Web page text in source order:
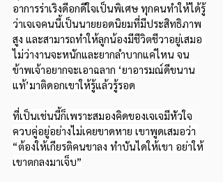
อาการร่าเริงดีอกดีใจเป็นพิเศษ ทุกคนทำให้ได้รู้
ว่าเจเจคนนี้เป็นนายยอดนิยมที่มีประสิทธิภาพ
สูง และสามารถทำให้ลูกน้องมีชีวิตชีวาอยู่เสมอ
ไม่ว่างานจะหนักและยากลำบากแค่ไหน จน
ข้าพเจ้าอยากจะเอาฉลาก ‘ยาอารมณ์ดีขนาน
แท้’มาติดอกเขาให้รู้แล้วรู้รอด
ที่เป็นเช่นนี้ก็เพราะสมองคิดของเจเจมีหัวใจ
ควบคู่อยู่อย่างไม่เคยขาดหาย เขาพูดเสมอว่า
“ต้องให้เกียรติคนขาลง ทำบันไดให้เขา อย่าให้
เขาตกลงมาเจ็บ”